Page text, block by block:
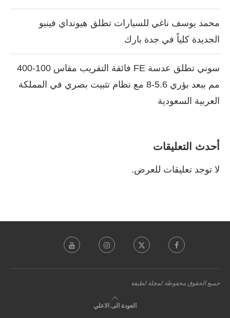
محمد يوسف ناغي للسيارات تطلق هيونداي فينيو
الجديدة كلياً في جدة بارك
سوني تطلق عدسة FE فائقة التقريب مقاس 100-400
مم ببعد بؤري 5.6-8 مع نظام تثبيت بصري في المملكة
العربية السعودية
أحدث التعليقات
لا توجد تعليقات للعرض.
جميع الحقوق محفوظة لمجلة لطيفة
العودة الى الاعلي